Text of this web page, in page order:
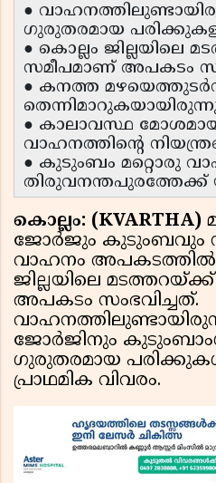
●
ഗുരുതരമായ
● കൊല്ലം ജില്ലയിലെ
സമീപമാണ് അപകടം
● കനത്ത
● കാലാവസ്ഥ
വാഹനത്തിൻ്റെ
● കുടുംബം മറ്റൊരു
തിരുവനന്തപുരത്തേക്ക്
കൊല്ലം: (KVARTHA)
ജോർജും കുടുംബവും
വാഹനം
ജില്ലയിലെ
അപകടം സംഭവിച്ചത്.
ജോർജിനും
ഗുരുതരമായ പരിക്കുകൾ
പ്രാഥമിക വിവരം.